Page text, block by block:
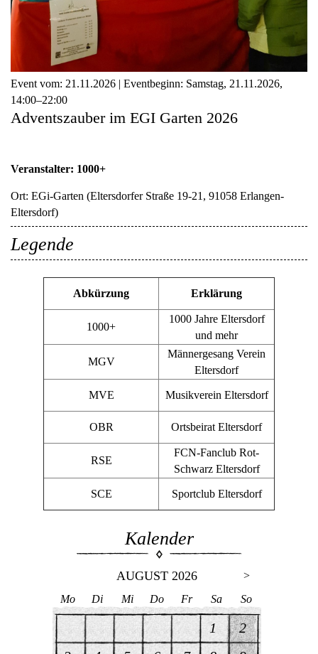
Sponsoren
Unterstützen
Werde Mitglied
Kontakt
Event vom: 21.11.2026 | Eventbeginn: Samstag, 21.11.2026,
14:00–22:00
Adventszauber im EGI Garten 2026
Veranstalter: 1000+
Ort: EGi-Garten (Eltersdorfer Straße 19-21, 91058 Erlangen-
Eltersdorf)
Legende
Abkürzung Erklärung
1000+
1000 Jahre Eltersdorf
und mehr
MGV
Männergesang Verein
Eltersdorf
MVE Musikverein Eltersdorf
OBR Ortsbeirat Eltersdorf
RSE
FCN-Fanclub Rot-
Schwarz Eltersdorf
SCE Sportclub Eltersdorf
Kalender
AUGUST 2026
>
Mo
Di Mi Do Fr Sa So
1
2